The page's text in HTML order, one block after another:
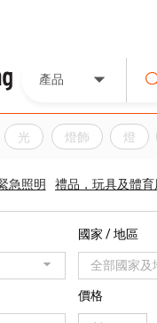
產品
光 燈飾 燈
急照​​明 禮品，玩具及體育
國家 / 地區
全部國家及
價格